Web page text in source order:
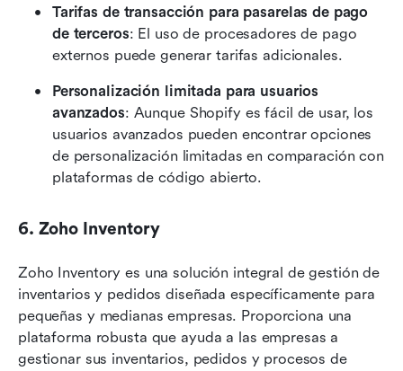
Tarifas de transacción para pasarelas de pago
de terceros: El uso de procesadores de pago
externos puede generar tarifas adicionales.
Personalización limitada para usuarios
avanzados: Aunque Shopify es fácil de usar, los
usuarios avanzados pueden encontrar opciones
de personalización limitadas en comparación con
plataformas de código abierto.
6. Zoho Inventory
Zoho Inventory es una solución integral de gestión de
inventarios y pedidos diseñada específicamente para
pequeñas y medianas empresas. Proporciona una
plataforma robusta que ayuda a las empresas a
gestionar sus inventarios, pedidos y procesos de